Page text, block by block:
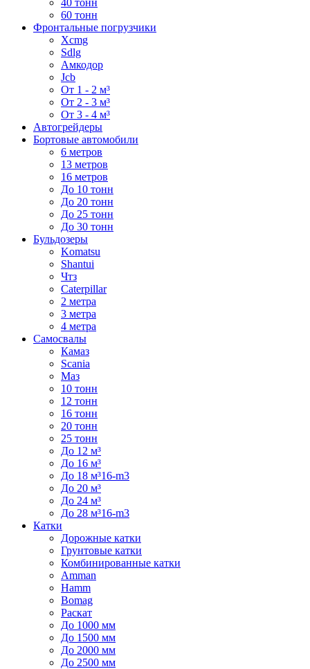
60 тонн
Фронтальные погрузчики
Xcmg
Sdlg
Амкодор
Jcb
От 1 - 2 м³
От 2 - 3 м³
От 3 - 4 м³
Автогрейдеры
Бортовые автомобили
6 метров
13 метров
16 метров
До 10 тонн
До 20 тонн
До 25 тонн
До 30 тонн
Бульдозеры
Komatsu
Shantui
Чтз
Caterpillar
2 метра
3 метра
4 метра
Самосвалы
Камаз
Scania
Маз
10 тонн
12 тонн
16 тонн
20 тонн
25 тонн
До 12 м³
До 16 м³
До 18 м³16-m3
До 20 м³
До 24 м³
До 28 м³16-m3
Катки
Дорожные катки
Грунтовые катки
Комбинированные катки
Amman
Hamm
Bomag
Раскат
До 1000 мм
До 1500 мм
До 2000 мм
До 2500 мм